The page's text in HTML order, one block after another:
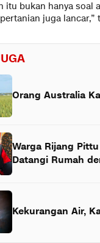
itu bukan hanya
juga lancar,”
Orang Australia
Warga Rijang
Datangi Rumah
Kekurangan Air,